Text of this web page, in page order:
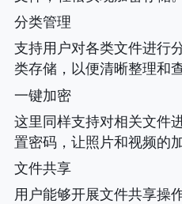
分类管理
支持用户对各类文件进行
类存储，以便清晰整理和查
一键加密
这里同样支持对相关文件
置密码，让照片和视频的
文件共享
用户能够开展文件共享操